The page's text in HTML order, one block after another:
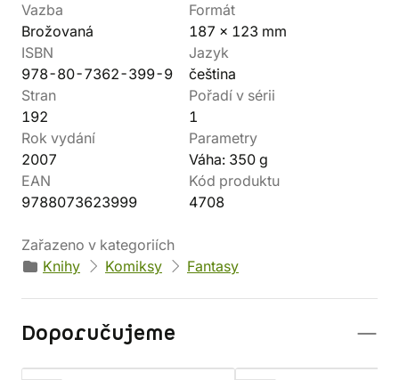
Vazba
Brožovaná
Formát
187 x 123 mm
ISBN
978-80-7362-399-9
Jazyk
čeština
Stran
192
Pořadí v sérii
1
Rok vydání
2007
Parametry
Váha: 350 g
EAN
9788073623999
Kód produktu
4708
Zařazeno v kategoriích
Knihy
Komiksy Fantasy
Doporučujeme